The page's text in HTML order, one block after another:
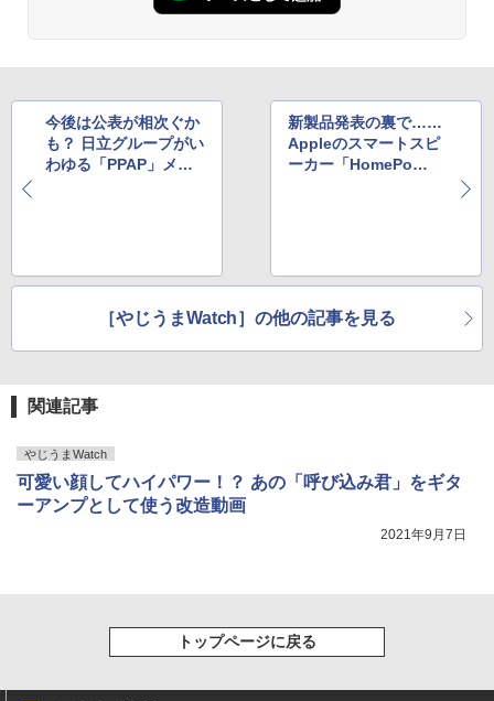
今後は公表が相次ぐか
も？ 日立グループがい
わゆる「PPAP」メー
新製品発表の裏で……
Appleのスマートスピ
ーカー「HomePo
［やじうまWatch］の他の記事を見る
関連記事
やじうまWatch
可愛い顔してハイパワー！？ あの「呼び込み君」をギタ
ーアンプとして使う改造動画
2021年9月7日
トップページに戻る